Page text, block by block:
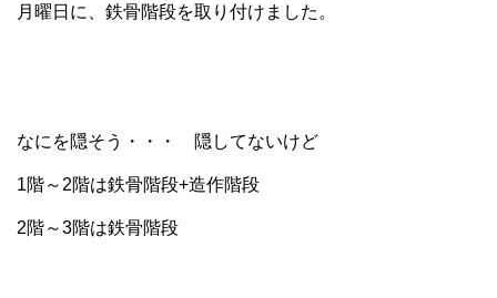
月曜日に、鉄骨階段を取り付けました。
なにを隠そう・・・ 隠してないけど
1階～2階は鉄骨階段+造作階段
2階～3階は鉄骨階段